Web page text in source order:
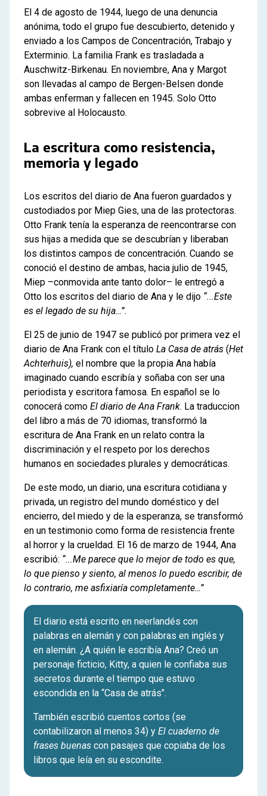
El 4 de agosto de 1944, luego de una denuncia
anónima, todo el grupo fue descubierto, detenido y
enviado a los Campos de Concentración, Trabajo y
Exterminio. La familia Frank es trasladada a
Auschwitz-Birkenau. En noviembre, Ana y Margot
son llevadas al campo de Bergen-Belsen donde
ambas enferman y fallecen en 1945. Solo Otto
sobrevive al Holocausto.
La escritura como resistencia,
memoria y legado
Los escritos del diario de Ana fueron guardados y
custodiados por Miep Gies, una de las protectoras.
Otto Frank tenía la esperanza de reencontrarse con
sus hijas a medida que se descubrían y liberaban
los distintos campos de concentración. Cuando se
conoció el destino de ambas, hacia julio de 1945,
Miep –conmovida ante tanto dolor– le entregó a
Otto los escritos del diario de Ana y le dijo “...Este
es el legado de su hija…”.
El 25 de junio de 1947 se publicó por primera vez el
diario de Ana Frank con el título La Casa de atrás (Het
Achterhuis), el nombre que la propia Ana había
imaginado cuando escribía y soñaba con ser una
periodista y escritora famosa. En español se lo
conocerá como El diario de Ana Frank. La traduccion
del libro a más de 70 idiomas, transformó la
escritura de Ana Frank en un relato contra la
discriminación y el respeto por los derechos
humanos en sociedades plurales y democráticas.
De este modo, un diario, una escritura cotidiana y
privada, un registro del mundo doméstico y del
encierro, del miedo y de la esperanza, se transformó
en un testimonio como forma de resistencia frente
al horror y la crueldad. El 16 de marzo de 1944, Ana
escribió: “...Me parece que lo mejor de todo es que,
lo que pienso y siento, al menos lo puedo escribir, de
lo contrario, me asfixiaría completamente…”
El diario está escrito en neerlandés con
palabras en alemán y con palabras en inglés y
en alemán. ¿A quién le escribía Ana? Creó un
personaje ficticio, Kitty, a quien le confiaba sus
secretos durante el tiempo que estuvo
escondida en la “Casa de atrás".
También escribió cuentos cortos (se
contabilizaron al menos 34) y El cuaderno de
frases buenas con pasajes que copiaba de los
libros que leía en su escondite.